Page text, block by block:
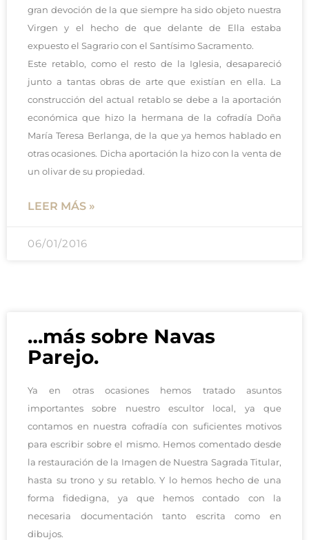
gran devoción de la que siempre ha sido objeto nuestra
Virgen y el hecho de que delante de Ella estaba
expuesto el Sagrario con el Santísimo Sacramento.
Este retablo, como el resto de la Iglesia, desapareció
junto a tantas obras de arte que existían en ella. La
construcción del actual retablo se debe a la aportación
económica que hizo la hermana de la cofradía Doña
María Teresa Berlanga, de la que ya hemos hablado en
otras ocasiones. Dicha aportación la hizo con la venta de
un olivar de su propiedad.
LEER MÁS »
06/01/2016
…más sobre Navas
Parejo.
Ya en otras ocasiones hemos tratado asuntos
importantes sobre nuestro escultor local, ya que
contamos en nuestra cofradía con suficientes motivos
para escribir sobre el mismo. Hemos comentado desde
la restauración de la Imagen de Nuestra Sagrada Titular,
hasta su trono y su retablo. Y lo hemos hecho de una
forma fidedigna, ya que hemos contado con la
necesaria documentación tanto escrita como en
dibujos.